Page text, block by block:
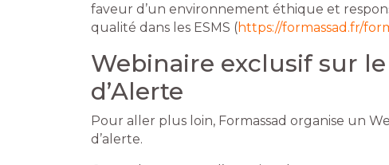
faveur d’un environnement éthique et
qualité dans les ESMS (https://formassad.fr/
Webinaire exclusif sur
d’Alerte
Pour aller plus loin, Formassad organise un
d’alerte.